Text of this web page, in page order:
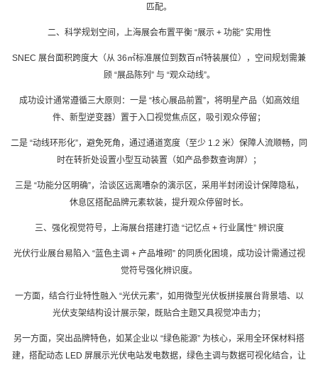
匹配。
二、科学规划空间， 上海展会布置平衡 “展示 + 功能” 实用性
SNEC 展台面积跨度大（从 36㎡标准展位到数百㎡特装展位），空间规划需兼
顾 “展品陈列” 与 “观众动线”。
成功设计通常遵循三大原则：一是 “核心展品前置”，将明星产品（如高效组
件、新型逆变器）置于入口视觉焦点区，吸引观众停留；
二是 “动线环形化”，避免死角，通过通道宽度（至少 1.2 米）保障人流顺畅，同
时在转折处设置小型互动装置（如产品参数查询屏）；
三是 “功能分区明确”，洽谈区远离嘈杂的演示区，采用半封闭设计保障隐私，
休息区搭配品牌元素软装，提升观众停留时长。
三、强化视觉符号， 上海展台搭建打造 “记忆点 + 行业属性” 辨识度
光伏行业展台易陷入 “蓝色主调 + 产品堆砌” 的同质化困境，成功设计需通过视
觉符号强化辨识度。
一方面，结合行业特性融入 “光伏元素”，如用微型光伏板拼接展台背景墙、以
光伏支架结构设计展示架，既贴合主题又具视觉冲击力；
另一方面，突出品牌特色，如某企业以 “绿色能源” 为核心，采用全环保材料搭
建，搭配动态 LED 屏展示光伏电站发电数据，绿色主调与数据可视化结合，让